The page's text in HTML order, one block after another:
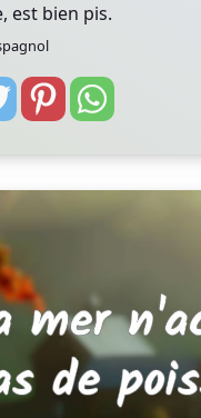
est bien pis.